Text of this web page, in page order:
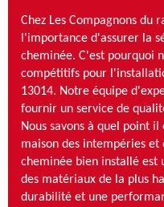
Chez Les Compagnons du
l'importance d'assurer la
cheminée. C'est pourquoi
compétitifs pour
13014. Notre équipe
fournir un service de
Nous savons à quel point
maison des intempéries et
cheminée bien installé est
des matériaux de la plus
durabilité et une